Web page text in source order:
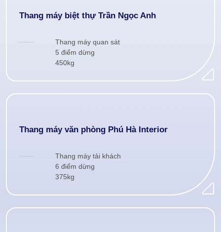
Thang máy biệt thự Trần Ngọc Anh
Thang máy quan sát
5 điểm dừng
450kg
Thang máy văn phòng Phú Hà Interior
Thang máy tải khách
6 điểm dừng
375kg